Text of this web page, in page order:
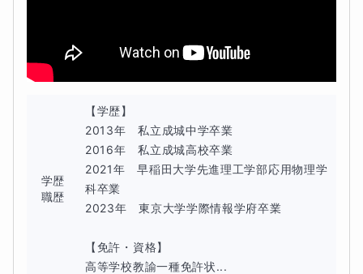
学歴
職歴
【学歴】
2013年　私立成城中学卒業
2016年　私立成城高校卒業
2021年　早稲田大学先進理工学部応用物理学
科卒業
2023年　東京大学学際情報学府卒業
【免許・資格】
高等学校教諭一種免許状...